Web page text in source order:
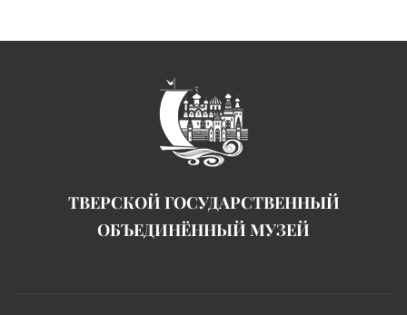
ТВЕРСКОЙ ГОСУДАРСТВЕННЫЙ
ОБЪЕДИНЁННЫЙ МУЗЕЙ